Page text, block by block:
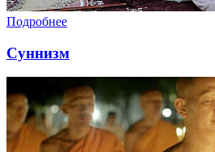
Подробнее
Суннизм